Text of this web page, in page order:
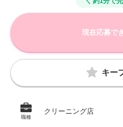
現在応募で
キー
職種
クリーニング店